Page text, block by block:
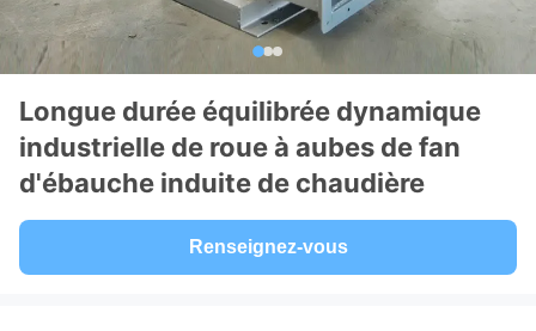
Longue durée équilibrée dynamique
industrielle de roue à aubes de fan
d'ébauche induite de chaudière
Renseignez-vous